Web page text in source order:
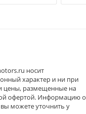
носит
характер и ни при
цены, размещенные на
офертой. Информацию о
можете уточнить у